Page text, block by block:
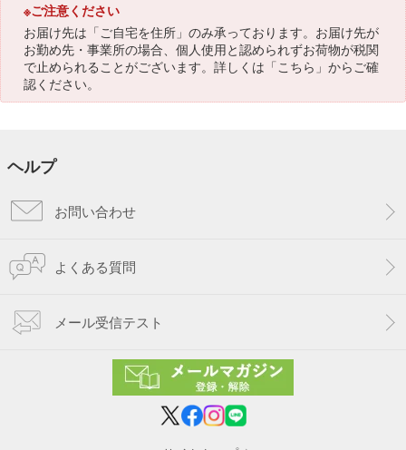
※ご注意ください
お届け先は「ご自宅を住所」のみ承っております。お届け先が
お勤め先・事業所の場合、個人使用と認められずお荷物が税関
で止められることがございます。詳しくは「こちら 」からご確
認ください。
ヘルプ
お問い合わせ
よくある質問
メール受信テスト